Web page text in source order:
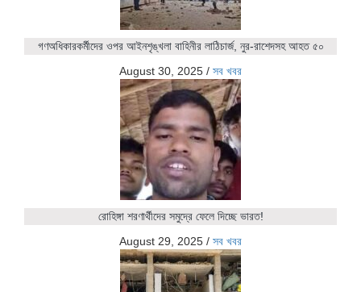
গণঅধিকারকর্মীদের ওপর আইনশৃঙ্খলা বাহিনীর লাঠিচার্জ, নুর-রাশেদসহ আহত ৫০
August 30, 2025 / সব খবর
রোহিঙ্গা শরণার্থীদের সমুদ্রে ফেলে দিচ্ছে ভারত!
August 29, 2025 / সব খবর